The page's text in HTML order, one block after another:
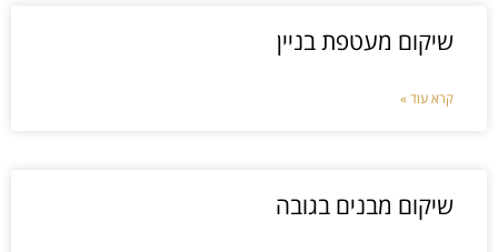
שיקום מעטפת בניין
קרא עוד »
שיקום מבנים בגובה